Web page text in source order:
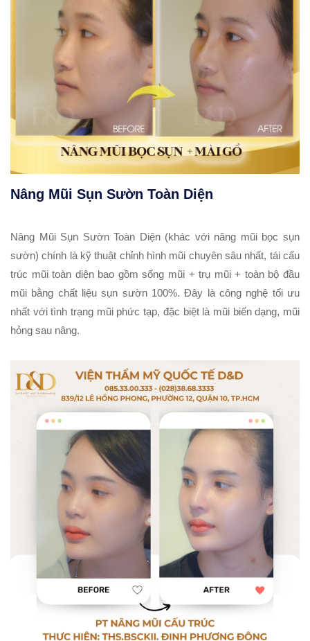
Nâng Mũi Sụn Sườn Toàn Diện
Nâng Mũi Sụn Sườn Toàn Diện (khác với nâng mũi bọc sụn
sườn) chính là kỹ thuật chỉnh hình mũi chuyên sâu nhất, tái cấu
trúc mũi toàn diện bao gồm sống mũi + trụ mũi + toàn bộ đầu
mũi bằng chất liệu sụn sườn 100%. Đây là công nghệ tối ưu
nhất với tình trạng mũi phức tạp, đặc biệt là mũi biến dạng, mũi
hỏng sau nâng.